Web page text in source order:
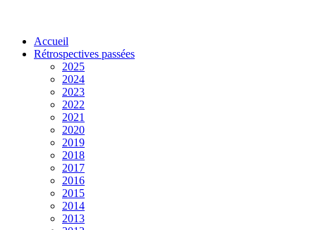
Accueil
Rétrospectives passées
2025
2024
2023
2022
2021
2020
2019
2018
2017
2016
2015
2014
2013